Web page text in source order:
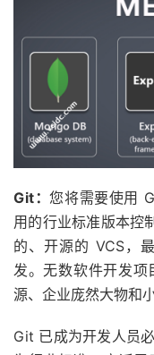
Git：您将需要使用
用的行业标准版本控
的、开源的 VCS，
发。无数软件开发
源、企业庞然大物和
Git 已成为开发人员